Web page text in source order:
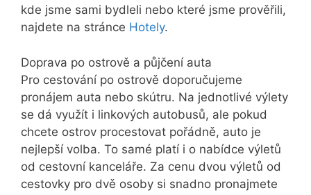
kde jsme sami bydleli nebo které jsme prověřili,
najdete na stránce Hotely.
Doprava po ostrově a půjčení auta
Pro cestování po ostrově doporučujeme
pronájem auta nebo skútru. Na jednotlivé výlety
se dá využít i linkových autobusů, ale pokud
chcete ostrov procestovat pořádně, auto je
nejlepší volba. To samé platí i o nabídce výletů
od cestovní kanceláře. Za cenu dvou výletů od
cestovky pro dvě osoby si snadno pronajmete